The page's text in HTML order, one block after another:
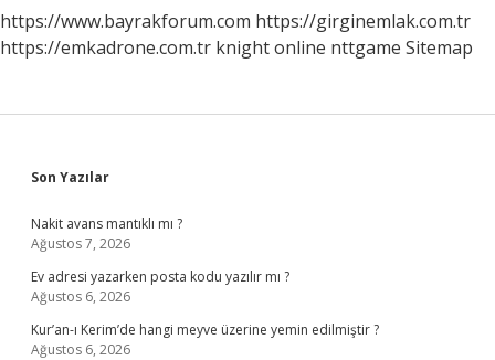
https://www.bayrakforum.com https://girginemlak.com.tr
https://emkadrone.com.tr knight online nttgame Sitemap
Sidebar
Son Yazılar
Nakit avans mantıklı mı ?
Ağustos 7, 2026
Ev adresi yazarken posta kodu yazılır mı ?
Ağustos 6, 2026
Kur’an-ı Kerim’de hangi meyve üzerine yemin edilmiştir ?
Ağustos 6, 2026